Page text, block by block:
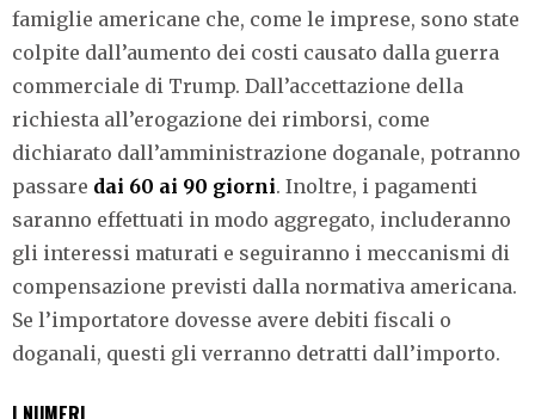
famiglie americane che, come le imprese, sono state
colpite dall’aumento dei costi causato dalla guerra
commerciale di Trump. Dall’accettazione della
richiesta all’erogazione dei rimborsi, come
dichiarato dall’amministrazione doganale, potranno
passare dai 60 ai 90 giorni. Inoltre, i pagamenti
saranno effettuati in modo aggregato, includeranno
gli interessi maturati e seguiranno i meccanismi di
compensazione previsti dalla normativa americana.
Se l’importatore dovesse avere debiti fiscali o
doganali, questi gli verranno detratti dall’importo.